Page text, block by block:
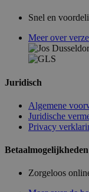
Snel en
Meer over
Juridisch
Algemene
Juridische
Privacy
Betaalmogelijkheden
Zorgeloos